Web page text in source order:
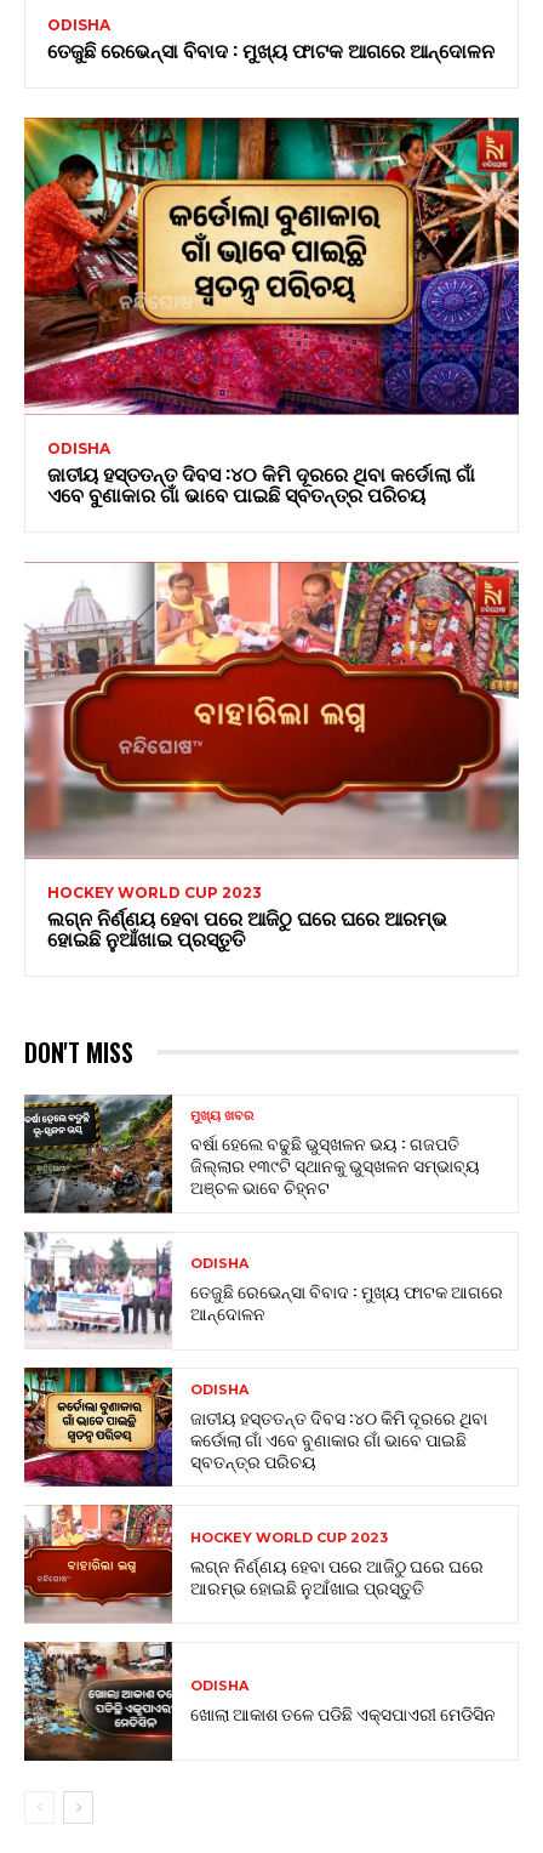
ODISHA
ତେଜୁଛି ରେଭେନ୍ସା ବିବାଦ : ମୁଖ୍ୟ ଫାଟକ ଆଗରେ ଆନ୍ଦୋଳନ
ODISHA
ଜାତୀୟ ହସ୍ତତନ୍ତ ଦିବସ :୪୦ କିମି ଦୂରରେ ଥିବା କର୍ଡୋଲା ଗାଁ
ଏବେ ବୁଣାକାର ଗାଁ ଭାବେ ପାଇଛି ସ୍ବତନ୍ତ୍ର ପରିଚୟ
HOCKEY WORLD CUP 2023
ଲଗ୍ନ ନିର୍ଣ୍ଣୟ ହେବା ପରେ ଆଜିଠୁ ଘରେ ଘରେ ଆରମ୍ଭ
ହୋଇଛି ନୁଆଁଖାଇ ପ୍ରସ୍ତୁତି
DON'T MISS
ମୁଖ୍ୟ ଖବର
ବର୍ଷା ହେଲେ ବଢୁଛି ଭୁସ୍ଖଳନ ଭୟ : ଗଜପତି
ଜିଲ୍ଲାର ୧୩୯ଟି ସ୍ଥାନକୁ ଭୁସ୍ଖଳନ ସମ୍ଭାବ୍ୟ
ଅଞ୍ଚଳ ଭାବେ ଚିହ୍ନଟ
ODISHA
ତେଜୁଛି ରେଭେନ୍ସା ବିବାଦ : ମୁଖ୍ୟ ଫାଟକ ଆଗରେ
ଆନ୍ଦୋଳନ
ODISHA
ଜାତୀୟ ହସ୍ତତନ୍ତ ଦିବସ :୪୦ କିମି ଦୂରରେ ଥିବା
କର୍ଡୋଲା ଗାଁ ଏବେ ବୁଣାକାର ଗାଁ ଭାବେ ପାଇଛି
ସ୍ବତନ୍ତ୍ର ପରିଚୟ
HOCKEY WORLD CUP 2023
ଲଗ୍ନ ନିର୍ଣ୍ଣୟ ହେବା ପରେ ଆଜିଠୁ ଘରେ ଘରେ
ଆରମ୍ଭ ହୋଇଛି ନୁଆଁଖାଇ ପ୍ରସ୍ତୁତି
ODISHA
ଖୋଲା ଆକାଶ ତଳେ ପଡିଛି ଏକ୍ସପାଏରୀ ମେଡିସିନ